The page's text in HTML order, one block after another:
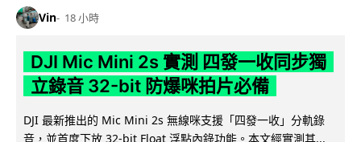
Vin 18 小時
DJI Mic Mini 2s 實測 四發一收同步獨
立錄音 32-bit 防爆咪拍片必備
DJI 最新推出的 Mic Mini 2s 無線咪支援「四發一收」分軌錄
音，並首度下放 32-bit Float 浮點內錄功能。本文經實測其...